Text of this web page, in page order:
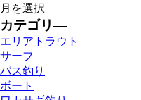
カテゴリ―
エリアトラウト
サーフ
バス釣り
ボート